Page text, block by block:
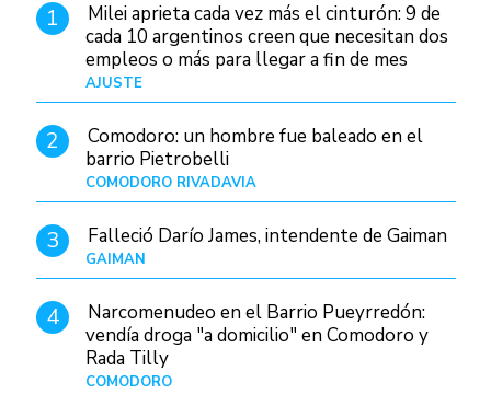
1
Milei aprieta cada vez más el cinturón: 9 de
cada 10 argentinos creen que necesitan dos
empleos o más para llegar a fin de mes
AJUSTE
2
Comodoro: un hombre fue baleado en el
barrio Pietrobelli
COMODORO RIVADAVIA
3 Falleció Darío James, intendente de Gaiman
GAIMAN
4
Narcomenudeo en el Barrio Pueyrredón:
vendía droga "a domicilio" en Comodoro y
Rada Tilly
COMODORO